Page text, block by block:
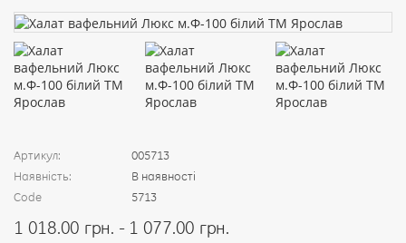
Артикул:
005713
Наявність:
В наявності
Code
5713
1 018.00 грн. - 1 077.00 грн.